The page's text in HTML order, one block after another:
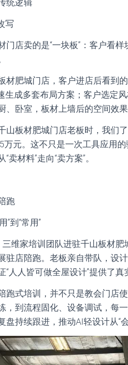
统逻辑
写
门店卖的是“一块板”：客户看
材肥城门店，客户进店后看到
生成多套布局方案；客户选定
、卧室，板材上墙后的空间效果
山板材肥城门店老板时，我们
万元。这不只是一次工具应用
卖材料”走向“卖方案”。
跑
”到“常用”
维家培训团队进驻千山板材
驻店陪跑。老板亲自带队，设
“人人皆可做全屋设计”提供了真
跑式培训，并不只是教会门店
，到流程固化、设备调试，每
持续跟进，推动AI轻设计从“会